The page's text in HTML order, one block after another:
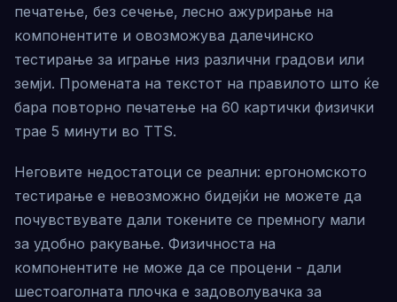
печатење, без сечење, лесно ажурирање на
компонентите и овозможува далечинско
тестирање за играње низ различни градови или
земји. Промената на текстот на правилото што ќе
бара повторно печатење на 60 картички физички
трае 5 минути во TTS.
Неговите недостатоци се реални: ергономското
тестирање е невозможно бидејќи не можете да
почувствувате дали токените се премногу мали
за удобно ракување. Физичноста на
компонентите не може да се процени - дали
шестоаголната плочка е задоволувачка за